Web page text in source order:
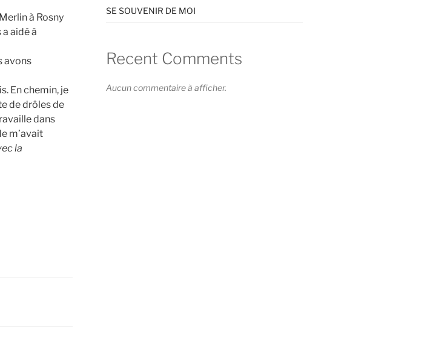
à Rosny
aidé à
avons
En chemin, je
de drôles de
dans
m’avait
la
SE SOUVENIR DE MOI
Recent Comments
Aucun commentaire à afficher.